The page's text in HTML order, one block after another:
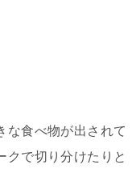
な食べ物が出されて
クで切り分けたりと